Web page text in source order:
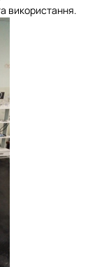
використання.